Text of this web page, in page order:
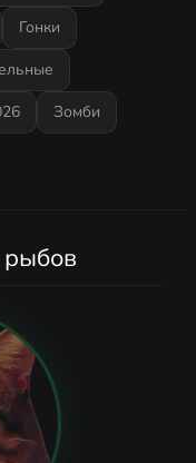
Гонки
Зомби